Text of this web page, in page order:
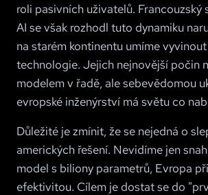
roli pasivních uživatelů.
AI se však rozhodl tuto dynamiku
na starém kontinentu umíme
technologie. Jejich nejnovější počin
modelem v řadě, ale sebevědomou
evropské inženýrství má světu co
Důležité je zmínit, že se nejedná o
amerických řešení. Nevidíme jen
model s biliony parametrů, Evropa
efektivitou. Cílem je dostat se do